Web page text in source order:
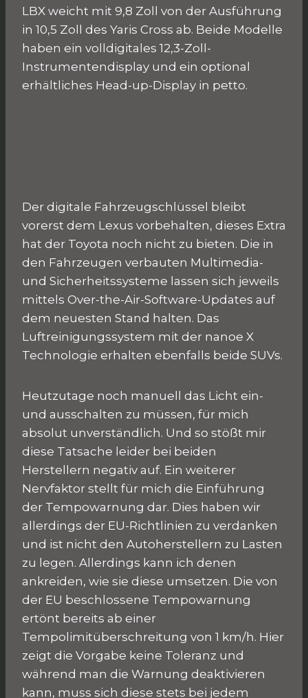
LBX weicht mit 9,8 Zoll von der Ausführung
in 10,5 Zoll des Yaris Cross ab. Beide Modelle
haben ein volldigitales 12,3-Zoll-
Instrumentendisplay und ein optional
erhältliches Head-up-Display in petto.
Der digitale Fahrzeugschlüssel bleibt
vorerst dem Lexus vorbehalten, dieses Extra
hat der Toyota noch nicht zu bieten. Die in
den Fahrzeugen verbauten Multimedia-
und Sicherheitssysteme lassen sich jeweils
mittels Over-the-Air-Software-Updates auf
dem neuesten Stand halten. Das
Luftreinigungssystem mit der nanoe X
Technologie erhalten ebenfalls beide SUVs.
Heutzutage noch manuell das Licht ein-
und ausschalten zu müssen, für mich
absolut unverständlich. Und so stößt mir
diese Tatsache leider bei beiden
Herstellern negativ auf. Ein weiterer
Nervfaktor stellt für mich die Einführung
der Tempowarnung dar. Dies haben wir
allerdings der EU-Richtlinien zu verdanken
und ist nicht den Autoherstellern zu Lasten
zu legen. Allerdings kann ich denen
ankreiden, wie sie diese umsetzen. Die von
der EU beschlossene Tempowarnung
ertönt bereits ab einer
Tempolimitüberschreitung von 1 km/h. Hier
zeigt die Vorgabe keine Toleranz und
während man die Warnung deaktivieren
kann, muss sich diese stets bei jedem